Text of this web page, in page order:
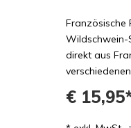
Französische
Wildschwein-
direkt aus
€